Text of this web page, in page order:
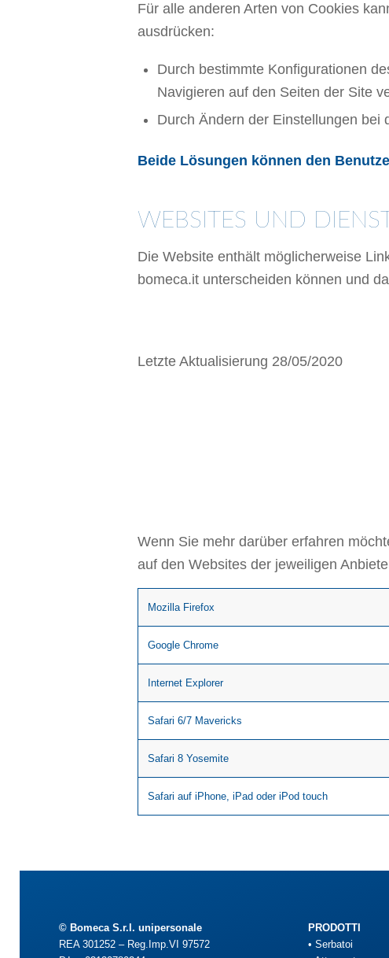
Für alle anderen Arten von Cookies
ausdrücken:
Durch bestimmte Konfigurationen
Navigieren auf den Seiten der Site
Durch Ändern der Einstellungen bei
Beide Lösungen können den
WEBSITES UND
Die Website enthält möglicherweise
bomeca.it unterscheiden können und
Letzte Aktualisierung 28/05/2020
Wenn Sie mehr darüber erfahren
auf den Websites der jeweiligen
Mozilla Firefox
Google Chrome
Internet Explorer
Safari 6/7 Mavericks
Safari 8 Yosemite
Safari auf iPhone, iPad oder iPod touch
© Bomeca S.r.l. unipersonale
REA 301252 – Reg.Imp.VI 97572
PRODOTTI
• Serbatoi